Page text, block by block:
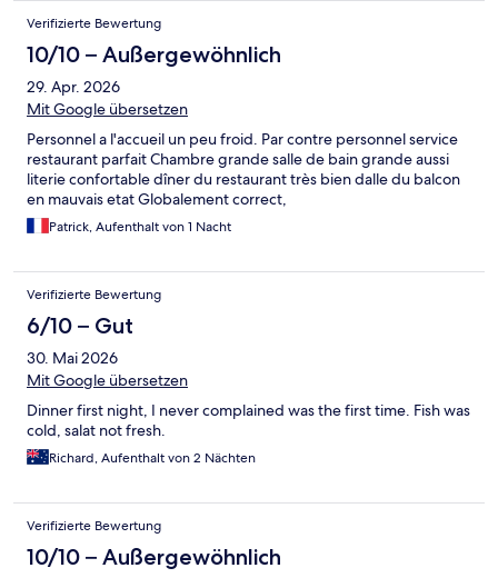
Verifizierte Bewertung
10/10 – Außergewöhnlich
29. Apr. 2026
Mit Google übersetzen
Personnel a l'accueil un peu froid. Par contre personnel service
restaurant parfait Chambre grande salle de bain grande aussi
literie confortable dîner du restaurant très bien dalle du balcon
en mauvais etat Globalement correct,
Patrick, Aufenthalt von 1 Nacht
Verifizierte Bewertung
6/10 – Gut
30. Mai 2026
Mit Google übersetzen
Dinner first night, I never complained was the first time. Fish was
cold, salat not fresh.
Richard, Aufenthalt von 2 Nächten
Verifizierte Bewertung
10/10 – Außergewöhnlich